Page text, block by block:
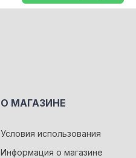
О МАГАЗИНЕ
Условия использования
Информация о магазине